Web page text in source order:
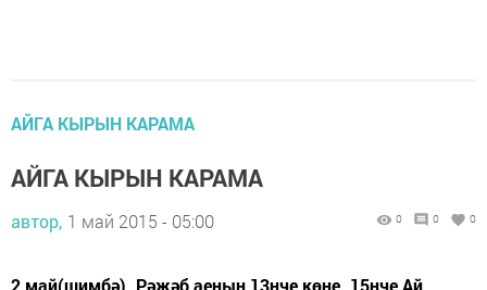
АЙГА КЫРЫН КАРАМА
АЙГА КЫРЫН КАРАМА
автор, 1 май 2015 - 05:00 0 0 0